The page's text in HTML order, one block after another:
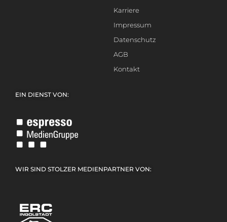
Karriere
Impressum
Datenschutz
AGB
Kontakt
EIN DIENST VON:
WIR SIND STOLZER MEDIENPARTNER VON: